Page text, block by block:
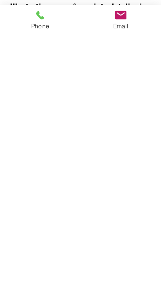
Illustrationer av några gjuta detaljer i
magnesium och aluminium gjutna
med Quick Cast gipsgjutning-metoden
Phone Email